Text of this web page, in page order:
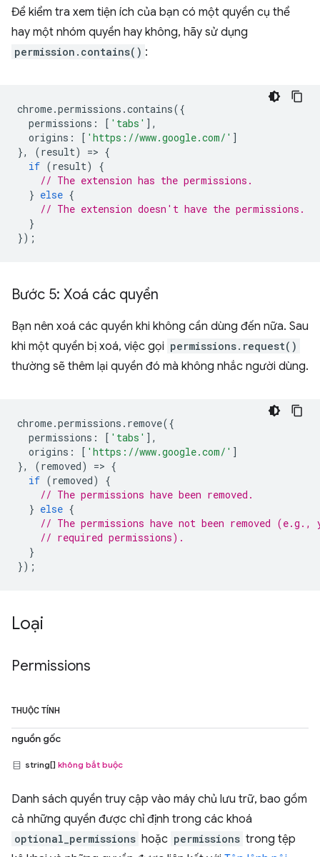
Để kiểm tra xem tiện ích của bạn có một quyền cụ thể
hay một nhóm quyền hay không, hãy sử dụng
permission.contains() :
chrome.permissions .contains({
permissions : [ 'tabs' ],
origins : [ 'https://www.google.com/' ]
},
(result) => {
if (result)
{
// The extension has the permissions.
} else {
// The extension doesn't have the permissions.
}
});
Bước 5: Xoá các quyền
Bạn nên xoá các quyền khi không cần dùng đến nữa. Sau
khi một quyền bị xoá, việc gọi permissions.request()
thường sẽ thêm lại quyền đó mà không nhắc người dùng.
chrome.permissions . remove({
permissions : [ 'tabs' ],
origins : [ 'https://www.google.com/' ]
},
(removed) => {
if (removed)
{
// The permissions have been removed.
} else {
// The permissions have not been removed (e.g.,
// required permissions).
}
});
Loại
Permissions
THUỘC TÍNH
nguồn gốc
string[] không bắt buộc
Danh sách quyền truy cập vào máy chủ lưu trữ, bao gồm
cả những quyền được chỉ định trong các khoá
optional_permissions hoặc permissions trong tệp